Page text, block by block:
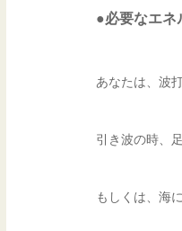
●必要なエネ
あなたは、波
引き波の時、
もしくは、海